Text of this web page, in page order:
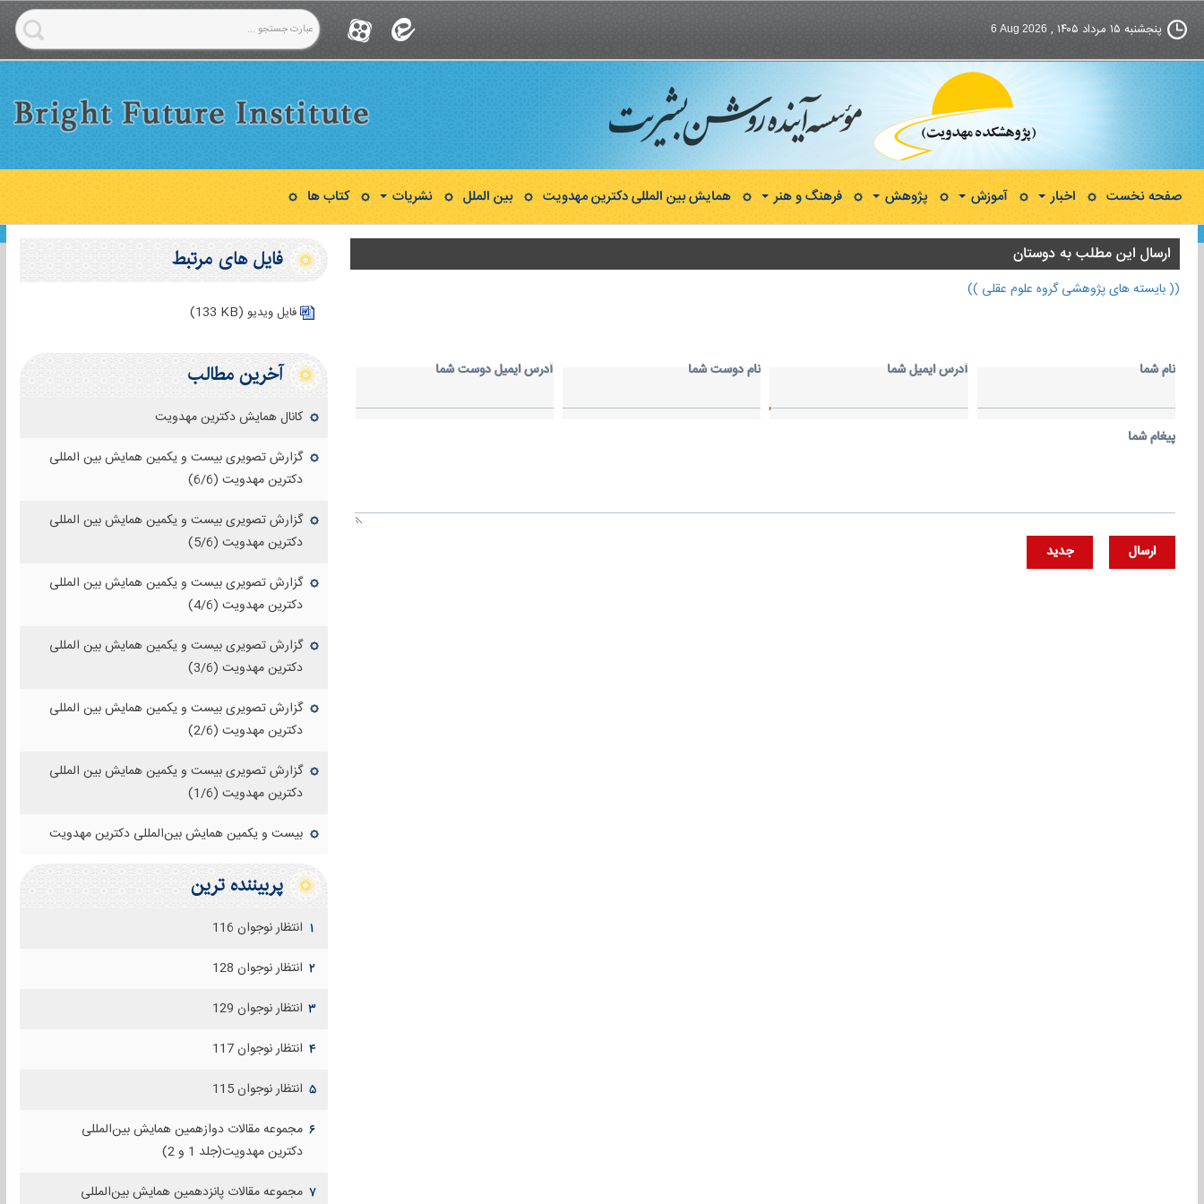
پنجشنبه ۱۵ مرداد ۱۴۰۵ , 6 Aug 2026
صفحه نخست اخبار آموزش پژوهش فرهنگ و هنر همایش بین المللی دکترین مهدویت بین الملل نشریات کتاب ها
ارسال اين مطلب به دوستان
(( بایسته های پژوهشی گروه علوم عقلی ))
نام شما آدرس ايميل شما نام دوست شما آدرس ايميل دوست شما
پيغام شما
ارسال جديد
فایل های مرتبط
فایل ویدیو (133 KB)
آخرین مطالب
کانال همایش دکترین مهدویت
گزارش تصویری بیست و یکمین همایش بین المللی
دکترین مهدویت (6/6)
گزارش تصویری بیست و یکمین همایش بین المللی
دکترین مهدویت (5/6)
گزارش تصویری بیست و یکمین همایش بین المللی
دکترین مهدویت (4/6)
گزارش تصویری بیست و یکمین همایش بین المللی
دکترین مهدویت (3/6)
گزارش تصویری بیست و یکمین همایش بین المللی
دکترین مهدویت (2/6)
گزارش تصویری بیست و یکمین همایش بین المللی
دکترین مهدویت (1/6)
بیست و یکمین همایش بین‌المللی دکترین مهدویت
پربيننده ترين
۱ انتظار نوجوان 116
۲ انتظار نوجوان 128
۳ انتظار نوجوان 129
۴ انتظار نوجوان 117
۵ انتظار نوجوان 115
۶ مجموعه مقالات دوازهمين همايش بين‌المللی
دكترين مهدويت(جلد 1 و 2)
۷ مجموعه مقالات پانزدهمين همايش بين‌المللی